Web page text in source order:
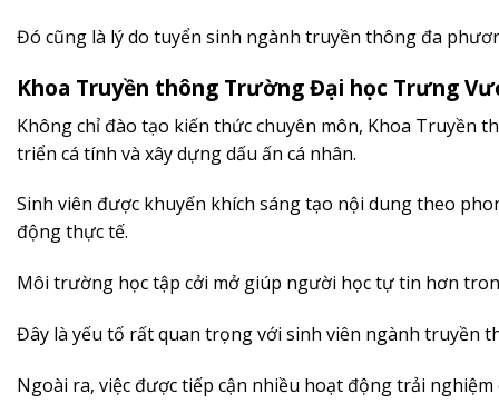
Đó cũng là lý do tuyển sinh ngành truyền thông đa
Khoa Truyền thông Trường Đại học Trưng
Không chỉ đào tạo kiến thức chuyên môn, Khoa
triển cá tính và xây dựng dấu ấn cá nhân.
Sinh viên được khuyến khích sáng tạo nội dung theo
động thực tế.
Môi trường học tập cởi mở giúp người học tự tin hơn
Đây là yếu tố rất quan trọng với sinh viên ngành truyền
Ngoài ra, việc được tiếp cận nhiều hoạt động trải